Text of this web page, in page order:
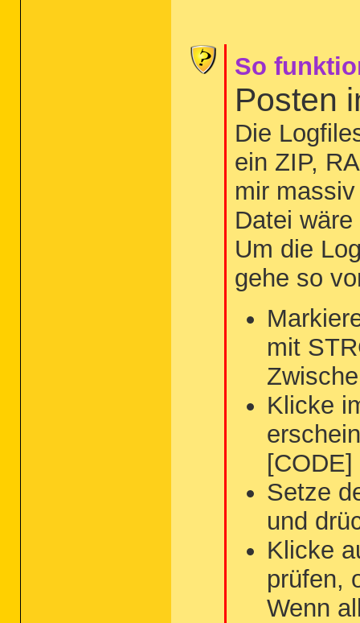
So
Posten
Die
ein ZIP,
mir
Datei
Um die
gehe so
mit
Klicke
Setze
und
Klicke
prüfen,
Wenn